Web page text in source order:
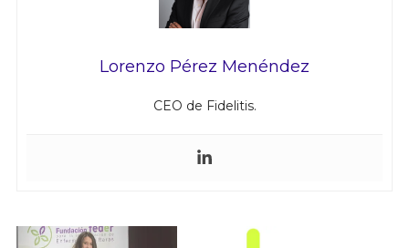
Lorenzo Pérez Menéndez
CEO de Fidelitis.